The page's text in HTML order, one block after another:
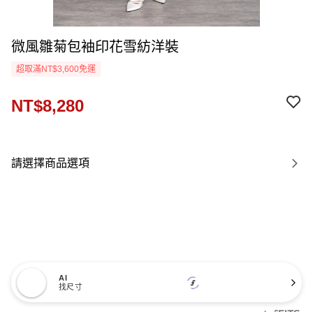
微風雛菊包袖印花雪紡洋裝
超取滿NT$3,600免運
NT$8,280
請選擇商品選項
AI
找尺寸